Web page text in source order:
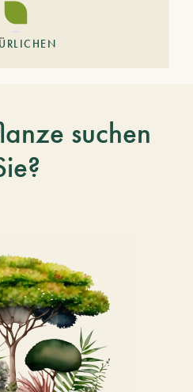
suchen